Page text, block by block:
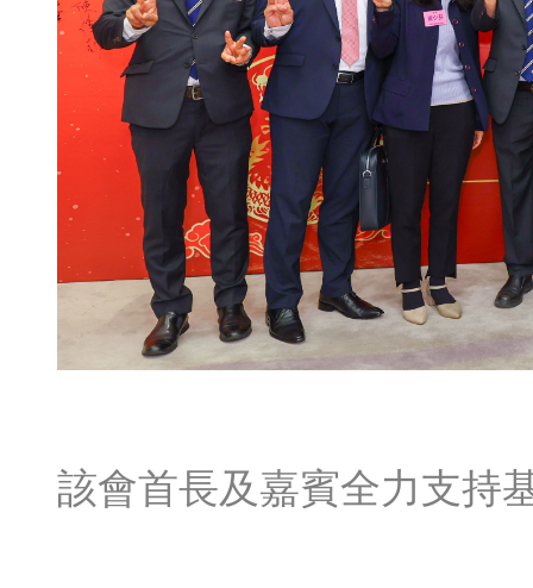
該會首長及嘉賓全力支持